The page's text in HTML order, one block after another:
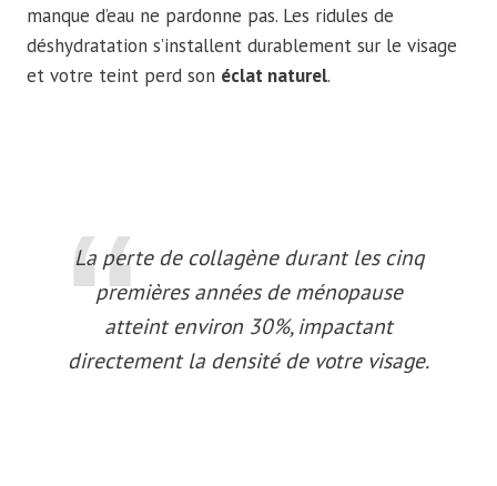
manque d’eau ne pardonne pas. Les ridules de
déshydratation s’installent durablement sur le visage
et votre teint perd son éclat naturel.
La perte de collagène durant les cinq
premières années de ménopause
atteint environ 30%, impactant
directement la densité de votre visage.